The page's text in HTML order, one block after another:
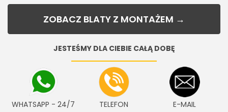
ZOBACZ BLATY Z MONTAŻEM →
JESTEŚMY DLA CIEBIE CAŁĄ DOBĘ
WHATSAPP - 24/7 TELEFON E-MAIL